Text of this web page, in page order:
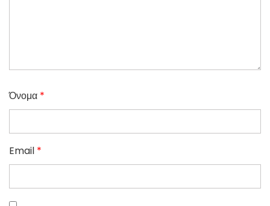
Όνομα *
Email *